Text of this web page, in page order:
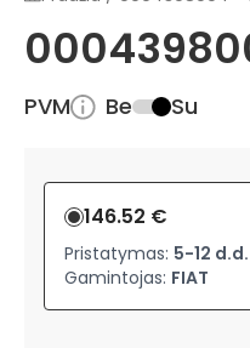
PVM Be Su
146.52 €
Pristatymas: 5-12 d.d.
Gamintojas: FIAT